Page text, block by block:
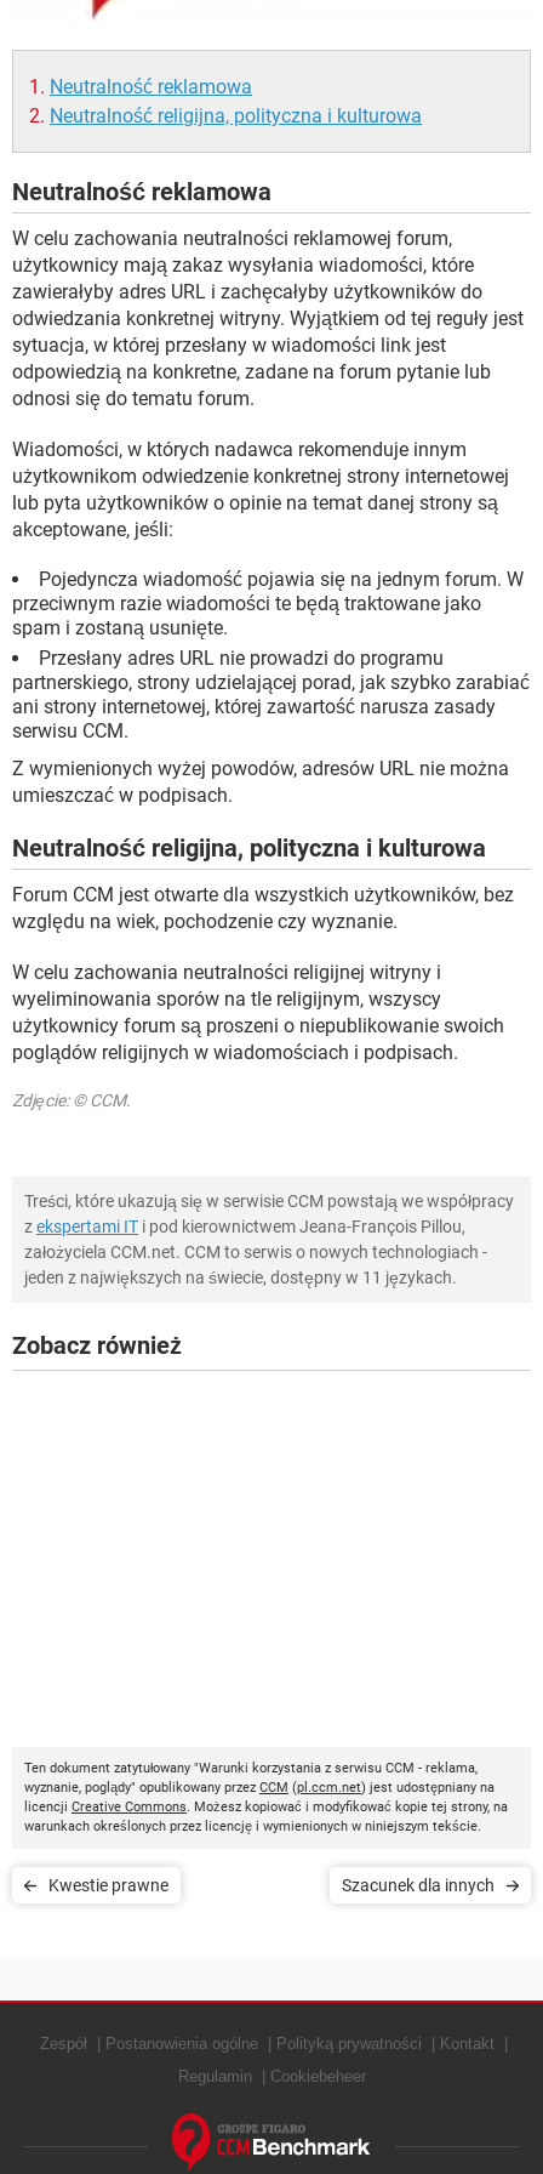
WINDOWS 10
Neutralność reklamowa
Neutralność religijna, polityczna i kulturowa
Neutralność reklamowa
W celu zachowania neutralności reklamowej forum,
użytkownicy mają zakaz wysyłania wiadomości, które
zawierałyby adres URL i zachęcałyby użytkowników do
odwiedzania konkretnej witryny. Wyjątkiem od tej reguły jest
sytuacja, w której przesłany w wiadomości link jest
odpowiedzią na konkretne, zadane na forum pytanie lub
odnosi się do tematu forum.
Wiadomości, w których nadawca rekomenduje innym
użytkownikom odwiedzenie konkretnej strony internetowej
lub pyta użytkowników o opinie na temat danej strony są
akceptowane, jeśli:
Pojedyncza wiadomość pojawia się na jednym forum. W
przeciwnym razie wiadomości te będą traktowane jako
spam i zostaną usunięte.
Przesłany adres URL nie prowadzi do programu
partnerskiego, strony udzielającej porad, jak szybko zarabiać
ani strony internetowej, której zawartość narusza zasady
serwisu CCM.
Z wymienionych wyżej powodów, adresów URL nie można
umieszczać w podpisach.
Neutralność religijna, polityczna i kulturowa
Forum CCM jest otwarte dla wszystkich użytkowników, bez
względu na wiek, pochodzenie czy wyznanie.
W celu zachowania neutralności religijnej witryny i
wyeliminowania sporów na tle religijnym, wszyscy
użytkownicy forum są proszeni o niepublikowanie swoich
poglądów religijnych w wiadomościach i podpisach.
Zdjęcie: © CCM.
Treści, które ukazują się w serwisie CCM powstają we współpracy
zekspertami IT i pod kierownictwem Jeana-François Pillou,
założyciela CCM.net. CCM to serwis o nowych technologiach -
jeden z największych na świecie, dostępny w 11 językach.
Zobacz również
Ten dokument zatytułowany "Warunki korzystania z serwisu CCM - reklama,
wyznanie, poglądy" opublikowany przez CCM (pl.ccm.net) jest udostępniany na
licencji Creative Commons. Możesz kopiować i modyfikować kopie tej strony, na
warunkach określonych przez licencję i wymienionych w niniejszym tekście.
Kwestie prawne Szacunek dla innych
Zespół Postanowienia ogólne Polityką prywatności
Kontakt
Regulamin
Cookiebeheer